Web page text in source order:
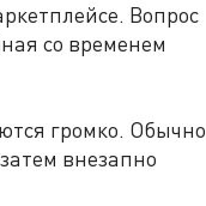
Вопрос
со временем
громко. Обычно
внезапно